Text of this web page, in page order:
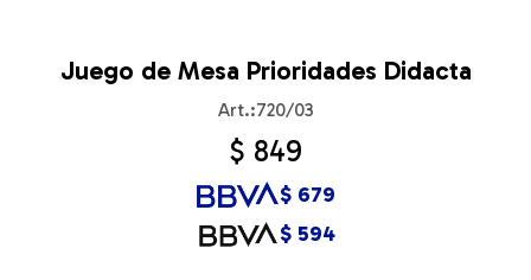
Juego de Mesa Prioridades Didacta
720/03
$ 849
$ 594
$ 679